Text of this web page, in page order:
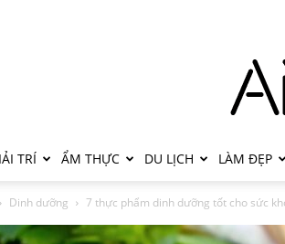
TRÍ ẨM THỰC DU LỊCH LÀM ĐẸP
Dinh dưỡng 7 thực phẩm dinh dưỡng tốt cho sức